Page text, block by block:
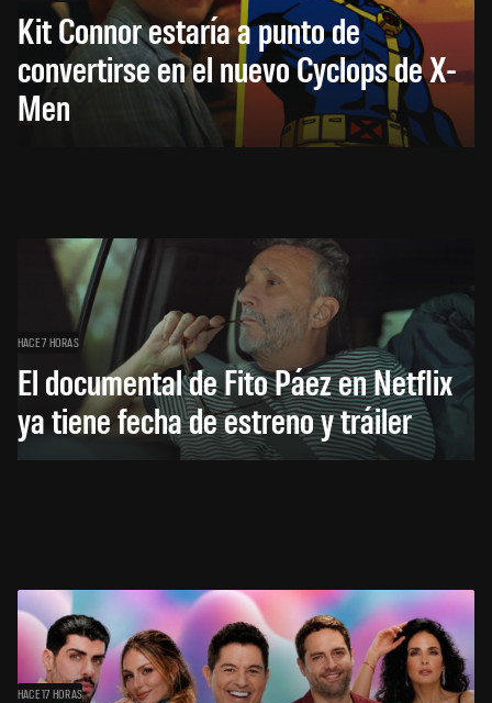
Kit Connor estaría a punto de
convertirse en el nuevo Cyclops de X-
Men
HACE 7 HORAS
El documental de Fito Páez en Netflix
ya tiene fecha de estreno y tráiler
HACE 17 HORAS